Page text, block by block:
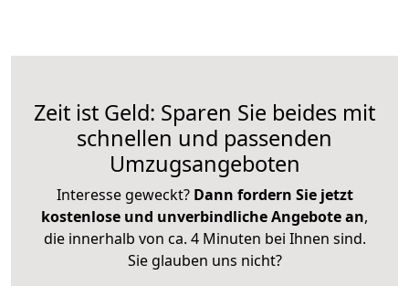
Zeit ist Geld: Sparen Sie beides mit
schnellen und passenden
Umzugsangeboten
Interesse geweckt? Dann fordern Sie jetzt
kostenlose und unverbindliche Angebote an,
die innerhalb von ca. 4 Minuten bei Ihnen sind.
Sie glauben uns nicht?